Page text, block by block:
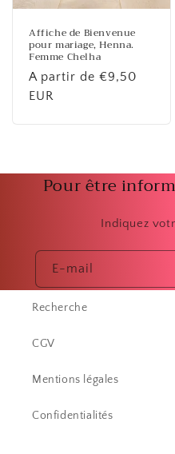
Affiche de Bienvenue
pour mariage, Henna.
Femme Chelha
Prix
habituel
A partir de €9,50
EUR
Pour être
Indiquez
E-mail
Recherche
CGV
Mentions légales
Confidentialités